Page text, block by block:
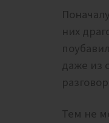
них
даже из
Тем не